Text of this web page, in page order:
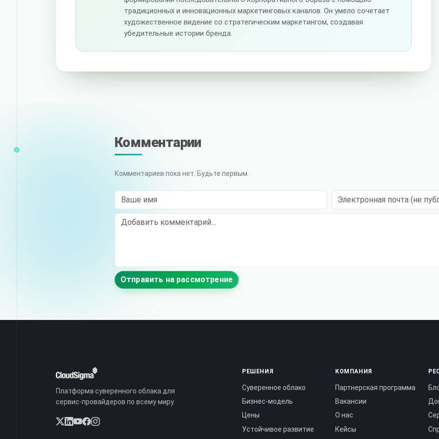
традиционных и инновационных маркетинговых каналов. Он умело сочетает
художественное видение со стратегическим маркетингом, создавая
убедительные истории бренда.
Комментарии
Комментариев пока нет. Будьте первым.
Ваше имя Электронная почта (не
Comment
Отправить на рассмотрение
Платформа суверенного облака для
сервис-провайдеров по всему миру.
РЕШЕНИЯ
Суверенное облако
Бизнес-модель
Цены
Устойчивое развитие
КОМПАНИЯ
Партнерская программа
Вакансии
О нас
Кейсы